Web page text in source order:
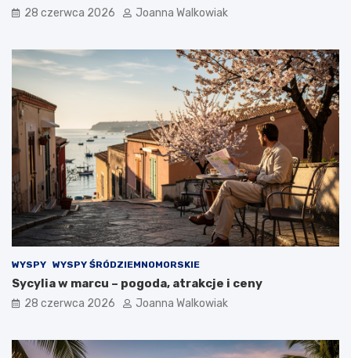
28 czerwca 2026 Joanna Walkowiak
WYSPY WYSPY ŚRÓDZIEMNOMORSKIE
Sycylia w marcu – pogoda, atrakcje i ceny
28 czerwca 2026 Joanna Walkowiak